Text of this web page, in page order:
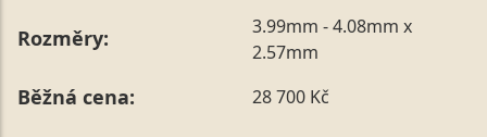
Rozměry:
3.99mm - 4.08mm x
2.57mm
Běžná cena: 28 700 Kč